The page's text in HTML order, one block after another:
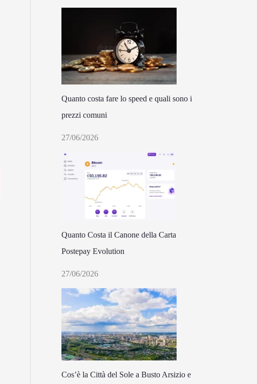
Quanto costa fare lo speed e quali sono i
prezzi comuni
27/06/2026
Quanto Costa il Canone della Carta
Postepay Evolution
27/06/2026
Cos’è la Città del Sole a Busto Arsizio e